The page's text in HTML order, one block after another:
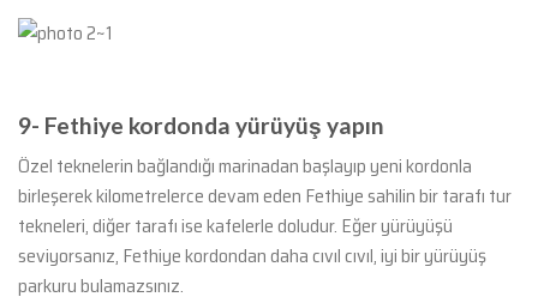
9- Fethiye kordonda yürüyüş yapın
Özel teknelerin bağlandığı marinadan başlayıp yeni kordonla
birleşerek kilometrelerce devam eden Fethiye sahilin bir tarafı tur
tekneleri, diğer tarafı ise kafelerle doludur. Eğer yürüyüşü
seviyorsanız, Fethiye kordondan daha cıvıl cıvıl, iyi bir yürüyüş
parkuru bulamazsınız.